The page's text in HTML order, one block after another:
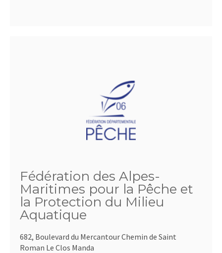
Fédération des Alpes-
Maritimes pour la Pêche et
la Protection du Milieu
Aquatique
682, Boulevard du Mercantour Chemin de Saint
Roman Le Clos Manda